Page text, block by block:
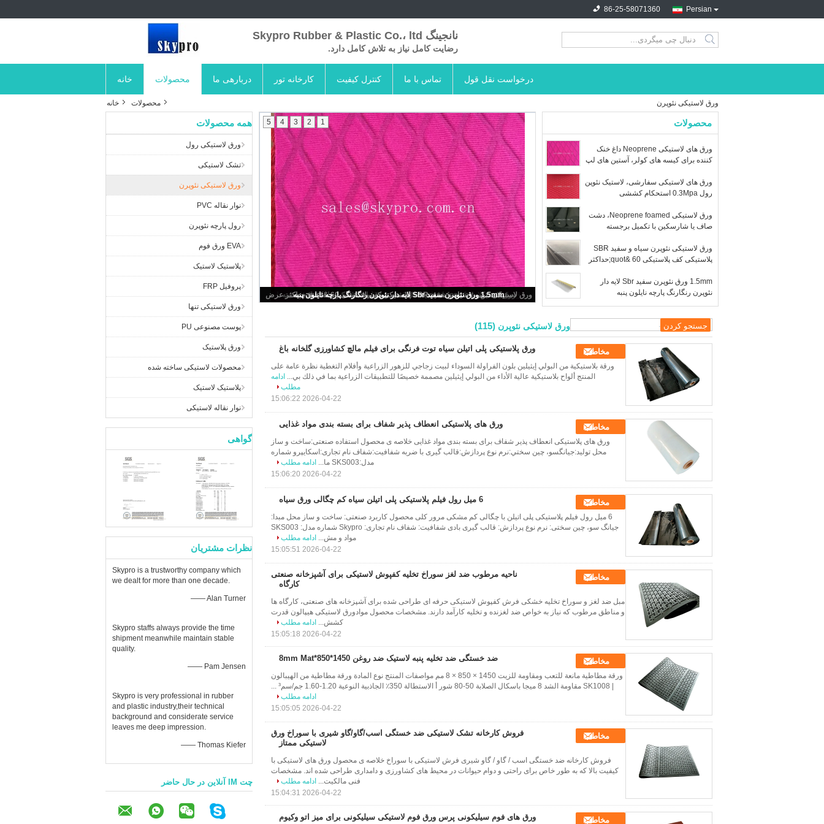
Persian
86-25-58071360
نانجینگ Skypro Rubber & Plastic Co.، ltd
رضایت کامل نیاز به تلاش کامل دارد. search
خانه محصولات دربارهی ما کارخانه تور کنترل کیفیت تماس با ما درخواست نقل قول
خانه محصولات ورق لاستیکی نئوپرن
همه محصولات
ورق لاستیکی رول
تشک لاستیکی
ورق لاستیکی نئوپرن
نوار نقاله PVC
رول پارچه نئوپرن
EVA ورق فوم
پلاستیک لاستیک
پروفیل FRP
ورق لاستیکی تنها
پوست مصنوعی PU
ورق پلاستیک
محصولات لاستیکی ساخته شده
پلاستیک لاستیک
نوار نقاله لاستیکی
گواهی
نظرات مشتریان
Skypro is a trustworthy company which
we dealt for more than one decade.
—— Alan Turner
Skypro staffs always provide the time
shipment meanwhile maintain stable
quality.
—— Pam Jensen
Skypro is very professional in rubber
and plastic industry,their technical
background and considerate service
leaves me deep impression.
—— Thomas Kiefer
چت IM آنلاین در حال حاضر
ورق های لاستیکی Neoprene داغ خنک کننده برای کیسه های کولر، آستین های لپ تاپ
1
2
3
4
5 محصولات
ورق های لاستیکی Neoprene داغ خنک
کننده برای کیسه های کولر، آستین های لپ
ورق های لاستیکی سفارشی، لاستیک نئوپن
رول 0.3Mpa استحکام کششی
ورق لاستیکی Neoprene foamed، دشت
صاف یا شارسکین با تکمیل برجسته
ورق لاستیکی نئوپرن سیاه و سفید SBR
پلاستیکی کف پلاستیکی 60 &quot;حداکثر
1.5mm ورق نئوپرن سفید Sbr لایه دار
نئوپرن رنگارنگ پارچه نایلون پنبه
ورق لاستیکی نئوپرن (115)
ورق پلاستیکی پلی اتیلن سیاه توت فرنگی برای فیلم مالچ کشاورزی گلخانه باغ مخاطب
ورقة بلاستيكية من البولي إيثيلين بلون الفراولة السوداء لبيت زجاجي للزهور الزراعية وأفلام التغطية نظرة عامة على
المنتج ألواح بلاستيكية عالية الأداء من البولي إيثيلين مصممة خصيصًا للتطبيقات الزراعية بما في ذلك بي... ادامه
مطلب
2026-04-22 15:06:22
ورق های پلاستیکی انعطاف پذیر شفاف برای بسته بندی مواد غذایی مخاطب
ورق های پلاستیکی انعطاف پذیر شفاف برای بسته بندی مواد غذایی خلاصه ی محصول استفاده صنعتی:ساخت و ساز
محل تولید:جیانگسو، چین سختي:نرم نوع پردازش:قالب گیری با ضربه شفافیت:شفاف نام تجاری:اسکایپرو شماره
مدل:SKS003 ما...
ادامه مطلب
2026-04-22 15:06:20
6 میل رول فیلم پلاستیکی پلی اتیلن سیاه کم چگالی ورق سیاه مخاطب
6 میل رول فیلم پلاستیکی پلی اتیلن با چگالی کم مشکی مرور کلی محصول کاربرد صنعتی: ساخت و ساز محل مبدا:
جیانگ سو، چین سختی: نرم نوع پردازش: قالب گیری بادی شفافیت: شفاف نام تجاری: Skypro شماره مدل: SKS003
مواد و مش... ادامه مطلب
2026-04-22 15:05:51
ناحیه مرطوب ضد لغز سوراخ تخلیه کفپوش لاستیکی برای آشپزخانه صنعتی
کارگاه
مخاطب
مبل ضد لغز و سوراخ تخلیه خشکی فرش کفپوش لاستیکی حرفه ای طراحی شده برای آشپزخانه های صنعتی، کارگاه ها
و مناطق مرطوب که نیاز به خواص ضد لغزنده و تخلیه کارآمد دارند. مشخصات محصول موادورق لاستیکی هیپالون قدرت
کشش... ادامه مطلب
2026-04-22 15:05:18
ضد خستگی ضد تخلیه پنبه لاستیک ضد روغن 1450*850*8mm Mat مخاطب
ورقة مطاطية مانعة للتعب ومقاومة للزيت 1450 × 850 × 8 مم مواصفات المنتج نوع المادة ورقة مطاطية من الهيبالون
ادامه مطلب
2026-04-22 15:05:05
فروش کارخانه تشک لاستیکی ضد خستگی اسب/گاو/گاو شیری با سوراخ ورق
لاستیکی ممتاز
مخاطب
فروش کارخانه ضد خستگی اسب / گاو / گاو شیری فرش لاستیکی با سوراخ خلاصه ی محصول ورق های لاستیکی با
کیفیت بالا که به طور خاص برای راحتی و دوام حیوانات در محیط های کشاورزی و دامداری طراحی شده اند. مشخصات
فنی مالکیت... ادامه مطلب
2026-04-22 15:04:31
ورق های فوم سیلیکونی پرس ورق فوم لاستیکی سیلیکونی برای میز اتو وکیوم مخاطب